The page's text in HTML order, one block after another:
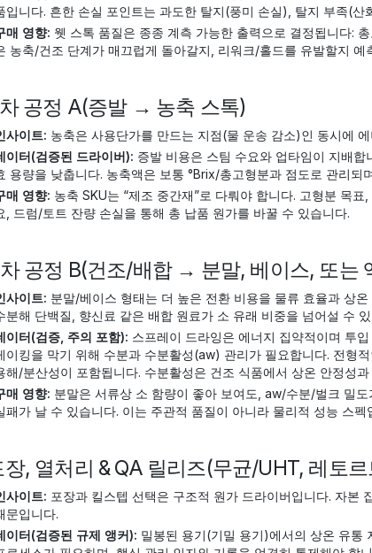
입니다. 흔한 손실 포인트는 과도한 탈지(풍미 손실), 탈지 부족(
매 영향: 웻 스톡 품질은 종종 계측 가능한 출력으로 결정됩니다:
농축/건조 단계가 매끄럽게 돌아갈지, 리워크/홀드를 유발할지 예
공정 A(증발 → 농축 스톡)
사이트: 농축은 사용단가를 만드는 지점(물 운송 감소)인 동시에
이터(검증된 드라이버): 증발 비용은 스팀 수요와 업타임이 지배
용량을 낮춥니다. 농축액은 보통 °Brix/총고형분과 점도로 관리
매 영향: 농축 SKU는 “제조 중간재”로 다뤄야 합니다. 고형분 목
, 드럼/토트 잔량 손실을 통해 총 납품 원가를 바꿀 수 있습니다.
공정 B(건조/배합 → 분말, 베이스, 또는
사이트: 분말/베이스 형태는 더 높은 전환 비용을 물류 효율과 상
분해 단백질, 향신료 같은 배합 원료가 소 유래 비중을 넘어설 수
이터(검증, 주의 포함): 스프레이 드라잉은 에너지 집약적이며 투
이킹을 막기 위해 수분과 수분활성(aw) 관리가 필요합니다. 전형
해/분산성이 포함됩니다. 수분활성은 건조 식품에서 상온 안정성
매 영향: 분말은 서류상 소 함량이 좋아 보여도, aw/수분/벌크 밀
패가 날 수 있습니다. 이는 주관적 품질이 아니라 물리적 성능 스펙
장, 열처리 & QA 릴리즈(무균/UHT, 레토
사이트: 포장과 킬스텝 선택은 구조적 원가 드라이버입니다. 자본
문입니다.
이터(검증된 규제 앵커): 밀봉된 용기(기밀 용기)에서의 상온 유통